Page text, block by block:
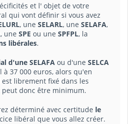
et l' objet de votre
qui vont définir si vous avez
, une SELARL, une SELAFA,
, une SPE ou une SPFPL, la
libérales.
d'une SELAFA ou d'une SELCA
37 000 euros, alors qu'en
est librement fixé dans les
donc être minimum.
déterminé avec certitude le
libéral que vous allez créer.